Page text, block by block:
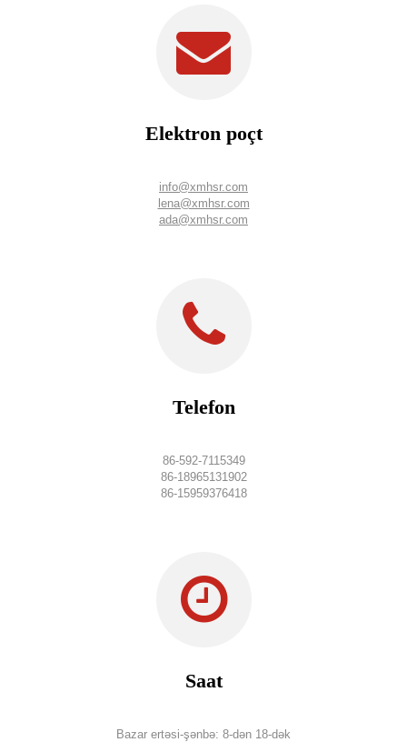
Elektron poçt
info@xmhsr.com
lena@xmhsr.com
ada@xmhsr.com
Telefon
86-592-7115349
86-18965131902
86-15959376418
Saat
Bazar ertəsi-şənbə: 8-dən 18-dək